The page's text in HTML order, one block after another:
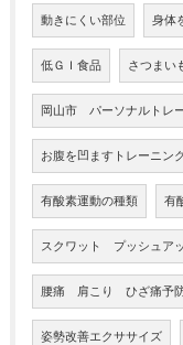
動きにくい部位 身体
低ＧＩ食品 さつまい
岡山市 パーソナルトレ
お腹を凹ますトレーニン
有酸素運動の種類 有
スクワット プッシュア
腰痛 肩こり ひざ痛予
姿勢改善エクササイズ